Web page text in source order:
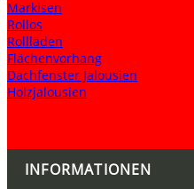
Markisen
Rollos
Rollläden
Flächenvorhang
Dachfenster Jalousien
Holzjalousien
INFORMATIONEN